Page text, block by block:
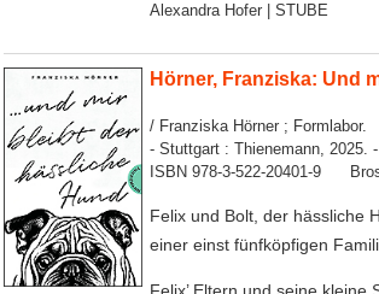
Alexandra Hofer | STUBE
Hörner, Franziska: Und
/ Franziska Hörner ; Formlabor.
- Stuttgart : Thienemann, 2025.
ISBN 978-3-522-20401-9
Felix und Bolt, der hässliche
einer einst fünfköpfigen
Felix’ Eltern und seine